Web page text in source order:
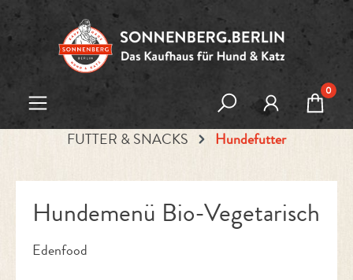
Zum Hauptinhalt springen
0
FUTTER & SNACKS Hundefutter
Hundemenü Bio-Vegetarisch
Edenfood